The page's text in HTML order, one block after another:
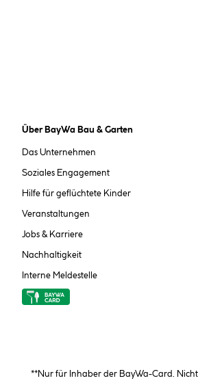
Über BayWa Bau & Garten
Das Unternehmen
Soziales Engagement
Hilfe für geflüchtete Kinder
Veranstaltungen
Jobs & Karriere
Nachhaltigkeit
Interne Meldestelle
**Nur für Inhaber der BayWa-Card.